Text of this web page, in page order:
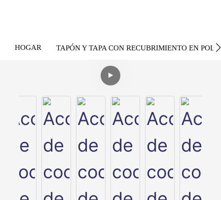
HOGAR TAPÓN Y TAPA CON RECUBRIMIENTO EN